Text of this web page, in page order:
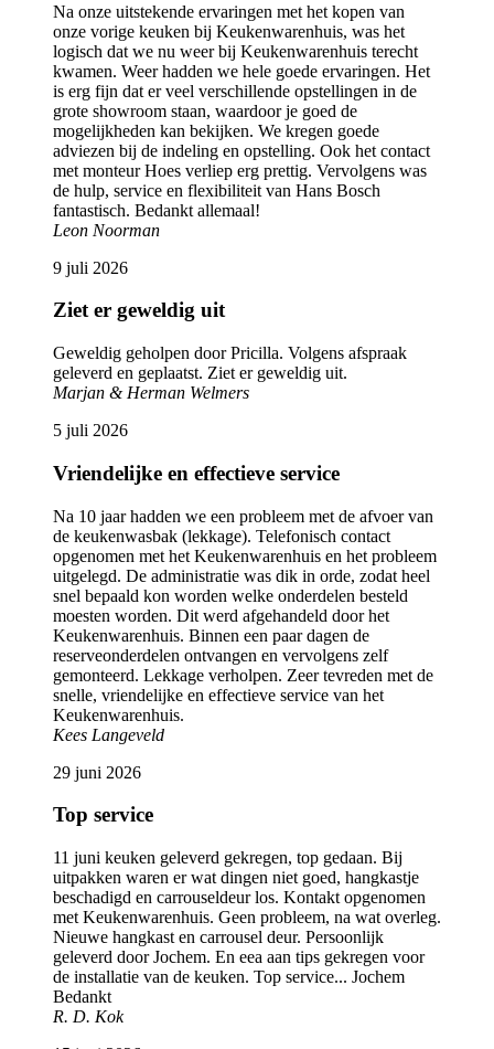
Na onze uitstekende ervaringen met het kopen van
onze vorige keuken bij Keukenwarenhuis, was het
logisch dat we nu weer bij Keukenwarenhuis terecht
kwamen. Weer hadden we hele goede ervaringen. Het
is erg fijn dat er veel verschillende opstellingen in de
grote showroom staan, waardoor je goed de
mogelijkheden kan bekijken. We kregen goede
adviezen bij de indeling en opstelling. Ook het contact
met monteur Hoes verliep erg prettig. Vervolgens was
de hulp, service en flexibiliteit van Hans Bosch
fantastisch. Bedankt allemaal!
Leon Noorman
9 juli 2026
Ziet er geweldig uit
Geweldig geholpen door Pricilla. Volgens afspraak
geleverd en geplaatst. Ziet er geweldig uit.
Marjan & Herman Welmers
5 juli 2026
Vriendelijke en effectieve service
Na 10 jaar hadden we een probleem met de afvoer van
de keukenwasbak (lekkage). Telefonisch contact
opgenomen met het Keukenwarenhuis en het probleem
uitgelegd. De administratie was dik in orde, zodat heel
snel bepaald kon worden welke onderdelen besteld
moesten worden. Dit werd afgehandeld door het
Keukenwarenhuis. Binnen een paar dagen de
reserveonderdelen ontvangen en vervolgens zelf
gemonteerd. Lekkage verholpen. Zeer tevreden met de
snelle, vriendelijke en effectieve service van het
Keukenwarenhuis.
Kees Langeveld
29 juni 2026
Top service
11 juni keuken geleverd gekregen, top gedaan. Bij
uitpakken waren er wat dingen niet goed, hangkastje
beschadigd en carrouseldeur los. Kontakt opgenomen
met Keukenwarenhuis. Geen probleem, na wat overleg.
Nieuwe hangkast en carrousel deur. Persoonlijk
geleverd door Jochem. En eea aan tips gekregen voor
de installatie van de keuken. Top service... Jochem
Bedankt
R. D. Kok